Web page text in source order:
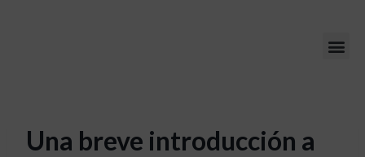
Una breve introducción a